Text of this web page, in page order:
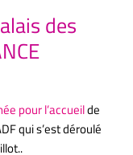
des
pour l’accueilde
qui s’est déroulé